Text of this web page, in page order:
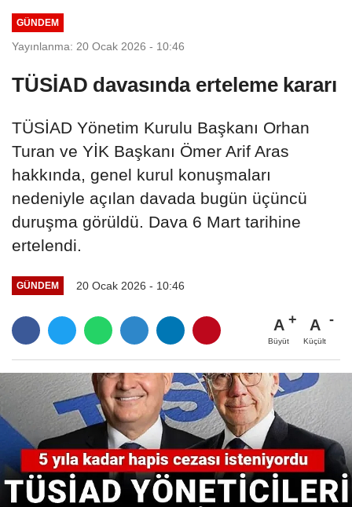
GÜNDEM
Yayınlanma: 20 Ocak 2026 - 10:46
TÜSİAD davasında erteleme kararı
TÜSİAD Yönetim Kurulu Başkanı Orhan
Turan ve YİK Başkanı Ömer Arif Aras
hakkında, genel kurul konuşmaları
nedeniyle açılan davada bugün üçüncü
duruşma görüldü. Dava 6 Mart tarihine
ertelendi.
GÜNDEM 20 Ocak 2026 - 10:46
A
Büyüt
A
Küçült